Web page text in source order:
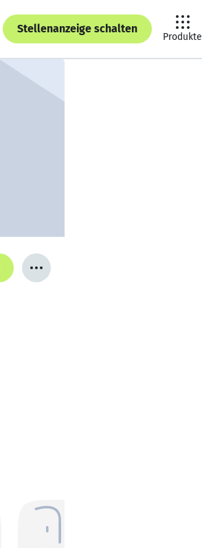
Stellenanzeige schalten
Produkte